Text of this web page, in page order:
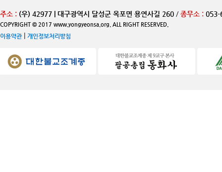
주소 : (우) 42977 | 대구광역시 달성군 옥포면 용연사길 260 / 종무소 : 053-
COPYRIGHT © 2017 www.yongyeonsa.org. ALL RIGHT RESERVED.
이용약관| 개인정보처리방침